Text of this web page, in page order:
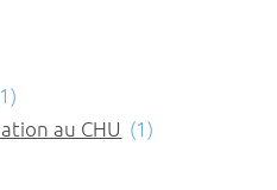
au CHU (1)